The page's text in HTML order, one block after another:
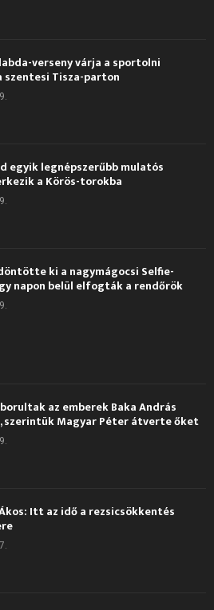
verseny várja a sportolni
szentesi Tisza-parton
egyik legnépszerűbb mulatós
a Körös-torokba
ki a nagymágocsi Selfie-
napon belül elfogták a rendőrök
az emberek Baka András
szerintük Magyar Péter átverte őket
Itt az idő a rezsicsökkentés